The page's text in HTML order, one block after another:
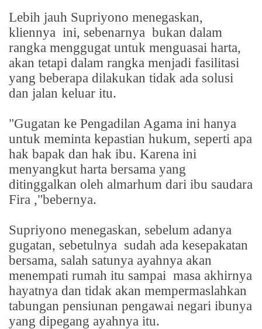
Lebih jauh Supriyono menegaskan,
kliennya ini, sebenarnya bukan dalam
rangka menggugat untuk menguasai harta,
akan tetapi dalam rangka menjadi fasilitasi
yang beberapa dilakukan tidak ada solusi
dan jalan keluar itu.
"Gugatan ke Pengadilan Agama ini hanya
untuk meminta kepastian hukum, seperti apa
hak bapak dan hak ibu. Karena ini
menyangkut harta bersama yang
ditinggalkan oleh almarhum dari ibu saudara
Fira ,"bebernya.
Supriyono menegaskan, sebelum adanya
gugatan, sebetulnya sudah ada kesepakatan
bersama, salah satunya ayahnya akan
menempati rumah itu sampai masa akhirnya
hayatnya dan tidak akan mempermaslahkan
tabungan pensiunan pengawai negari ibunya
yang dipegang ayahnya itu.